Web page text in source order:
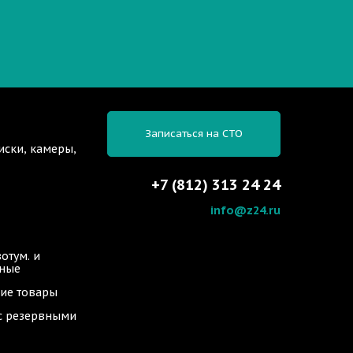
камеры,
и
товары
резервными
Записаться на СТО
+7 (812) 313 24 24
info@z24.ru